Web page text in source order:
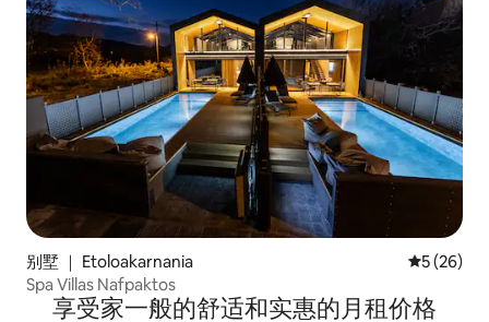
别墅 ｜ Etoloakarnania 平均评分
5 (26)
Spa Villas Nafpaktos
享受家一般的舒适和实惠的月租价格